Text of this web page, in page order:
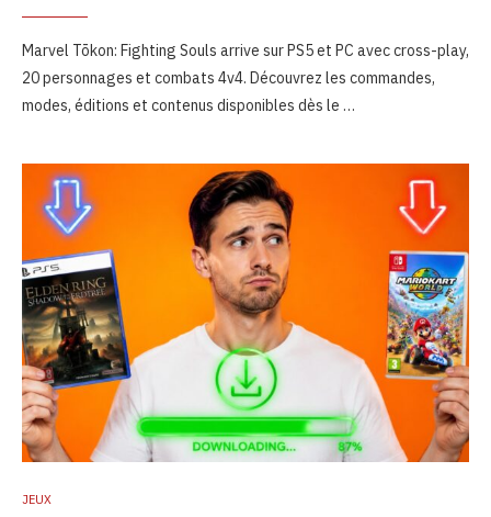
Marvel Tōkon: Fighting Souls arrive sur PS5 et PC avec cross-play,
20 personnages et combats 4v4. Découvrez les commandes,
modes, éditions et contenus disponibles dès le …
JEUX